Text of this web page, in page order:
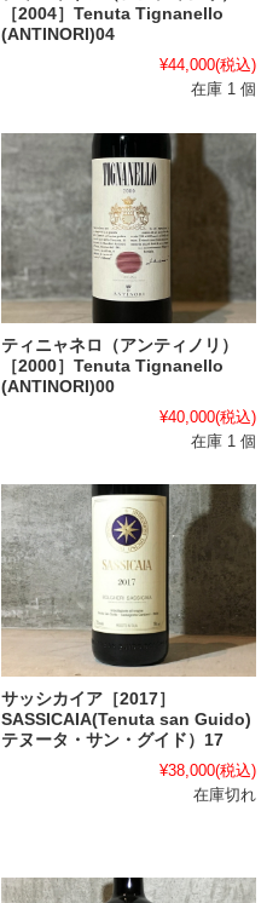
［2004］Tenuta Tignanello
(ANTINORI)04
¥44,000(税込)
在庫 1 個
ティニャネロ（アンティノリ）
［2000］Tenuta Tignanello
(ANTINORI)00
¥40,000(税込)
在庫 1 個
サッシカイア［2017］
SASSICAIA(Tenuta san Guido)
テヌータ・サン・グイド）17
¥38,000(税込)
在庫切れ